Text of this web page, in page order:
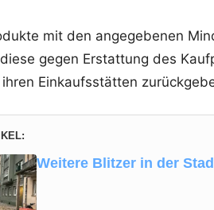
mit den angegebenen
gegen Erstattung des
Einkaufsstätten
Weitere Blitzer in der